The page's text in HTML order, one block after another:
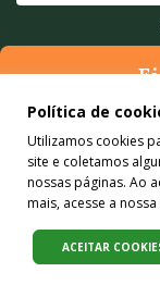
Quem somos
Agência
Política de
Utilizamos cookies
site e coletamos
nossas páginas. Ao
mais, acesse a nossa
ACEITAR
Pense na
colunistas e